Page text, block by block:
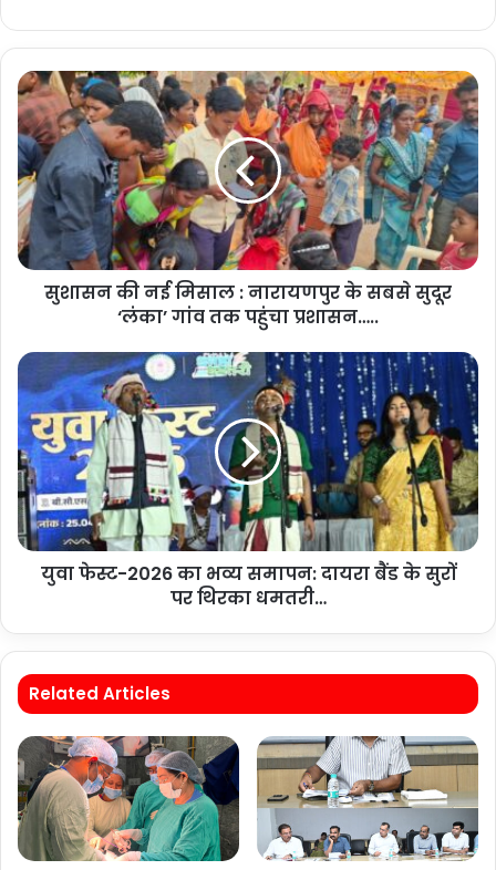
सुशासन की नई मिसाल : नारायणपुर के सबसे सुदूर
‘लंका’ गांव तक पहुंचा प्रशासन…..
युवा फेस्ट-2026 का भव्य समापन: दायरा बैंड के सुरों
पर थिरका धमतरी…
Related Articles